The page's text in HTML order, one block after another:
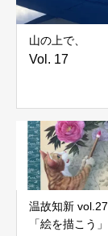
山の上で、
Vol. 17
温故知新 vol.27
「絵を描こう」